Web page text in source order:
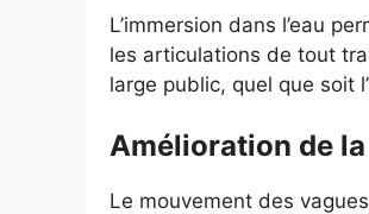
L’immersion dans l’eau
les articulations de tout
large public, quel que soit
Amélioration de
Le mouvement des